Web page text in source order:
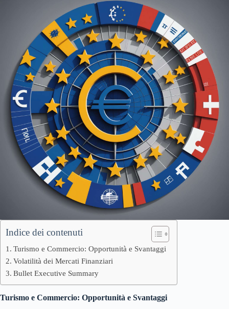
Indice dei contenuti
Turismo e Commercio: Opportunità e Svantaggi
Volatilità dei Mercati Finanziari
Bullet Executive Summary
Turismo e Commercio: Opportunità e Svantaggi